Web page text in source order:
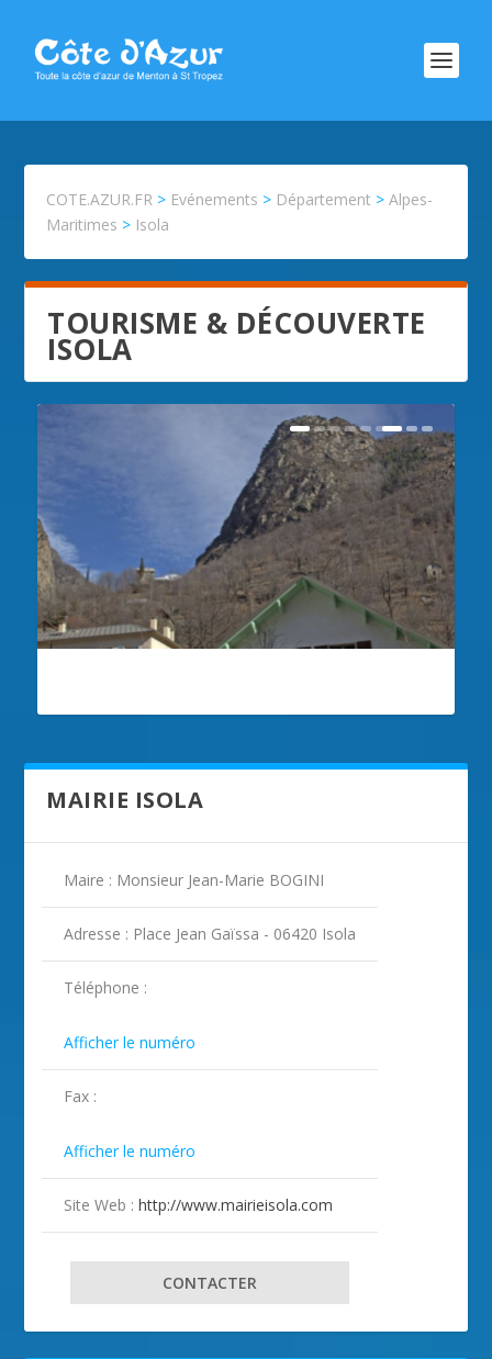
COTE.AZUR.FR > Evénements > Département >Alpes-
Maritimes > Isola
TOURISME & DÉCOUVERTE
ISOLA
ILLUSTRATION ISOLA ( 2 )
ILLUSTRATION ISOLA ( 3 )
ILLUSTRATION ISOLA ( 4 )
ILLUSTRATION ISOLA ( 5 )
ILLUSTRATION ISOLA ( 6 )
ILLUSTRATION ISOLA ( 7 )
ILLUSTRATION ISOLA ( 8 )
ILLUSTRATION ISOLA ( 9 )
MAIRIE ISOLA
Maire : Monsieur Jean-Marie BOGINI
Adresse : Place Jean Gaïssa - 06420 Isola
Téléphone :
Afficher le numéro
Fax :
Afficher le numéro
Site Web :http://www.mairieisola.com
CONTACTER